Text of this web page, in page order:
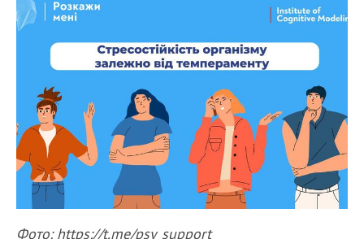
Фото: https://t.me/psy_support